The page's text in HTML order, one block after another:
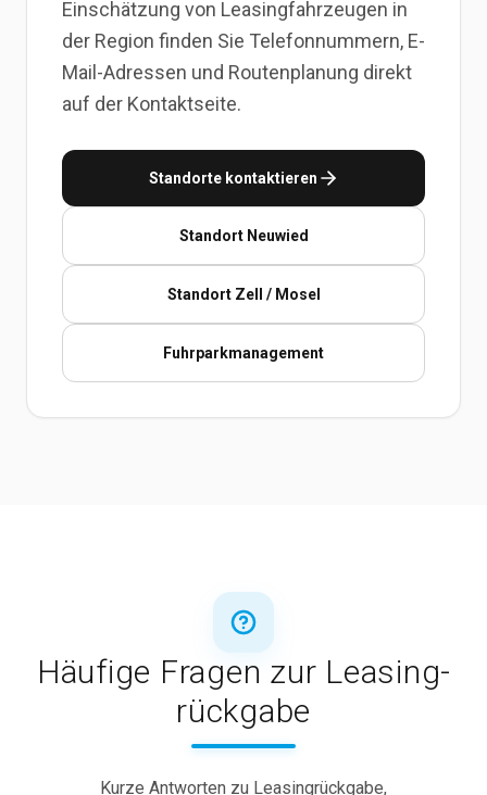
Einschätzung von Leasingfahrzeugen in
der Region finden Sie Telefonnummern, E-
Mail-Adressen und Routenplanung direkt
auf der Kontaktseite.
Standorte kontaktieren
Standort Neuwied
Standort Zell / Mosel
Fuhrparkmanagement
Häufige Fragen zur Leasing­
rückgabe
Kurze Antworten zu Leasingrückgabe,